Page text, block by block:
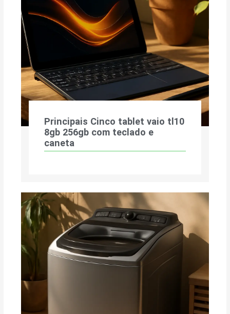
Principais Cinco tablet vaio tl10
8gb 256gb com teclado e
caneta